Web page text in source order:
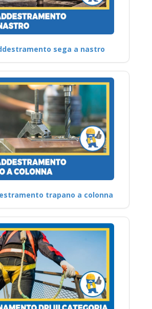
sega a nastro
trapano a colonna